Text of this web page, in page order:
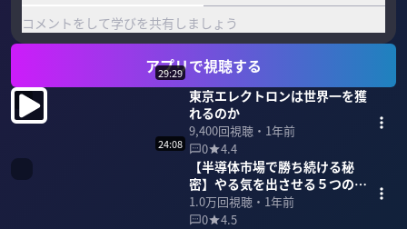
コメントをして学びを共有しましょう
アプリで視聴する
29:29
東京エレクトロンは世界一を獲
れるのか
9,400回視聴・ 1年前
0
4.4
24:08
【半導体市場で勝ち続ける秘
密】やる気を出させる５つの手
段
1.0万回視聴・ 1年前
0
4.5